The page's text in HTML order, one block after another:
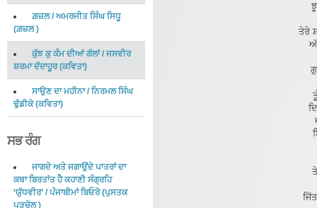
ਗ਼ਜ਼ਲ/ਅਮਰਜੀਤ ਸਿੰਘ ਸਿਧੂ
(ਗ਼ਜ਼ਲ)
ਕੁੱਝ ਕੁ ਕੰਮ ਦੀਆਂ ਗੱਲਾਂ/ ਜਸਵੀਰ
ਸ਼ਰਮਾ ਦੱਦਾਹੂਰ(ਕਵਿਤਾ)
ਸਾਉਣ ਦਾ ਮਹੀਨਾ/ਨਿਰਮਲ ਸਿੰਘ
ਢੁੱਡੀਕੇ(ਕਵਿਤਾ)
ਸਭ ਰੰਗ
ਜਾਗਦੇ ਅਤੇ ਜਗਾਉਂਦੇ ਪਾਤਰਾਂ ਦਾ
ਕਥਾ ਬਿਰਤਾਂਤ ਹੈ ਕਹਾਣੀ ਸੰਗ੍ਰਹਿ
‘ਯੁੱਧਵੀਰ’ /ਪੰਜਾਬੀਮਾਂ ਬਿਓਰੋ(ਪੁਸਤਕ
ਪੜਚੋਲ)
ਤੇਰੇ